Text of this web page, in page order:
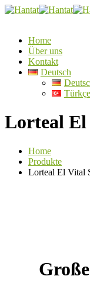
Home
Über uns
Kontakt
Deutsch
Türkçe
Lorteal
Home
Produkte
Lorteal El Vital